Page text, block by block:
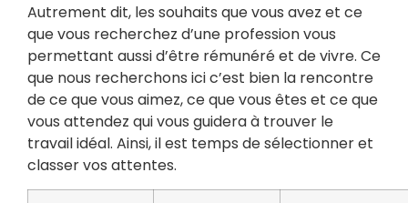
Autrement dit, les souhaits que vous avez et ce
que vous recherchez d’une profession vous
permettant aussi d’être rémunéré et de vivre. Ce
que nous recherchons ici c’est bien la rencontre
de ce que vous aimez, ce que vous êtes et ce que
vous attendez qui vous guidera à trouver le
travail idéal. Ainsi, il est temps de sélectionner et
classer vos attentes.